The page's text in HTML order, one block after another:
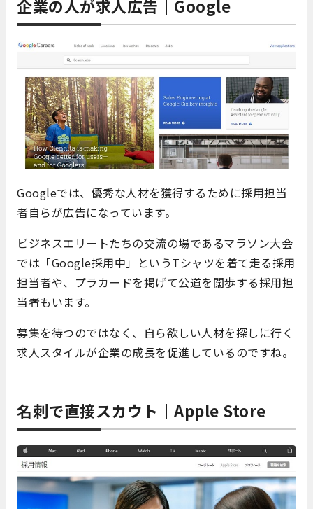
企業の人が求人広告｜Google
Googleでは、優秀な人材を獲得するために採用担当
者自らが広告になっています。
ビジネスエリートたちの交流の場であるマラソン大会
では「Google採用中」というTシャツを着て走る採用
担当者や、プラカードを掲げて公道を闊歩する採用担
当者もいます。
募集を待つのではなく、自ら欲しい人材を探しに行く
求人スタイルが企業の成長を促進しているのですね。
名刺で直接スカウト｜Apple Store